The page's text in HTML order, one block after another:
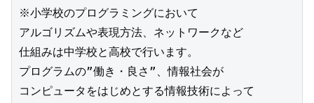
※小学校のプログラミングにおいて
アルゴリズムや表現方法、ネットワークなど
仕組みは中学校と高校で行います。
プログラムの”働き・良さ”、情報社会が
コンピュータをはじめとする情報技術によって